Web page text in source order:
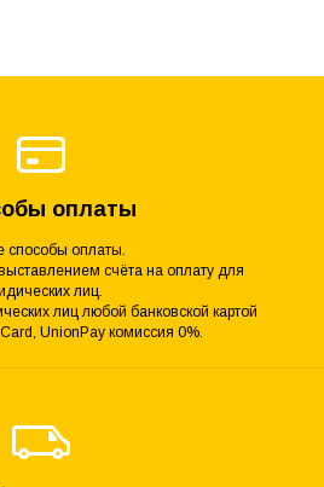
оплаты
способы оплаты.
счёта на оплату для
лиц.
лиц любой банковской картой
UnionPay комиссия 0%.